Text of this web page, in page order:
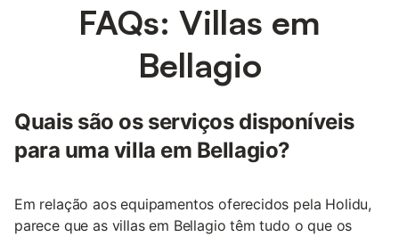
FAQs: Villas em
Bellagio
Quais são os serviços disponíveis
para uma villa em Bellagio?
Em relação aos equipamentos oferecidos pela Holidu,
parece que as villas em Bellagio têm tudo o que os